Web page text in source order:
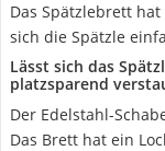
Das Spätzlebrett
sich die Spätzle
Lässt sich das
platzsparend
Der Edelstahl-
Das Brett hat ein